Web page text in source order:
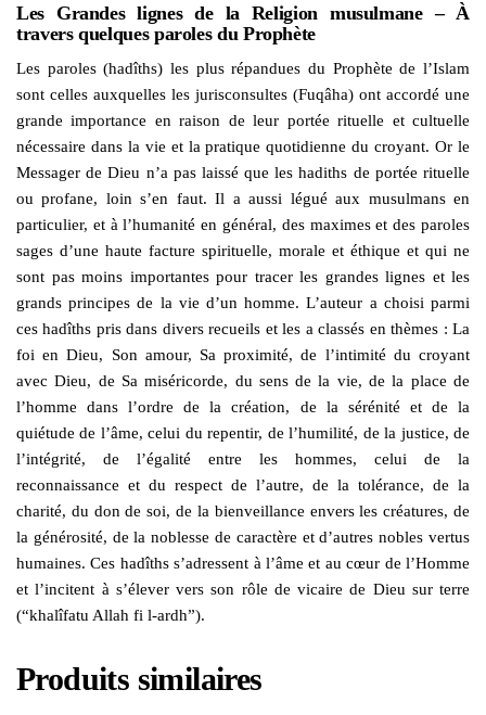
Les Grandes lignes de la Religion musulmane – À
travers quelques paroles du Prophète
Les paroles (hadîths) les plus répandues du Prophète de l’Islam
sont celles auxquelles les jurisconsultes (Fuqâha) ont accordé une
grande importance en raison de leur portée rituelle et cultuelle
nécessaire dans la vie et la pratique quotidienne du croyant. Or le
Messager de Dieu n’a pas laissé que les hadiths de portée rituelle
ou profane, loin s’en faut. Il a aussi légué aux musulmans en
particulier, et à l’humanité en général, des maximes et des paroles
sages d’une haute facture spirituelle, morale et éthique et qui ne
sont pas moins importantes pour tracer les grandes lignes et les
grands principes de la vie d’un homme. L’auteur a choisi parmi
ces hadîths pris dans divers recueils et les a classés en thèmes : La
foi en Dieu, Son amour, Sa proximité, de l’intimité du croyant
avec Dieu, de Sa miséricorde, du sens de la vie, de la place de
l’homme dans l’ordre de la création, de la sérénité et de la
quiétude de l’âme, celui du repentir, de l’humilité, de la justice, de
l’intégrité, de l’égalité entre les hommes, celui de la
reconnaissance et du respect de l’autre, de la tolérance, de la
charité, du don de soi, de la bienveillance envers les créatures, de
la générosité, de la noblesse de caractère et d’autres nobles vertus
humaines. Ces hadîths s’adressent à l’âme et au cœur de l’Homme
et l’incitent à s’élever vers son rôle de vicaire de Dieu sur terre
(“khalîfatu Allah fi l-ardh”).
Produits similaires